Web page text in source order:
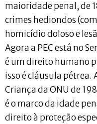
maioridade penal, de
crimes hediondos
homicídio doloso e
Agora a PEC está no
é um direito humano
isso é cláusula pétrea.
Criança da ONU de
é o marco da idade
direito à proteção